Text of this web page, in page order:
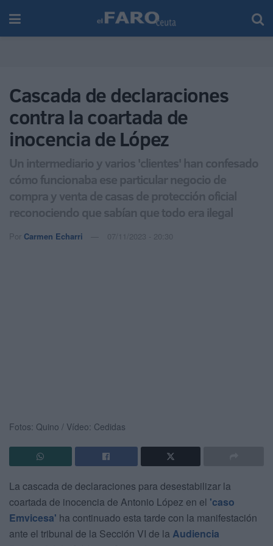
Cascada de declaraciones
contra la coartada de
inocencia de López
Un intermediario y varios 'clientes' han confesado
cómo funcionaba ese particular negocio de
compra y venta de casas de protección oficial
reconociendo que sabían que todo era ilegal
Por Carmen Echarri 07/11/2023 - 20:30
Fotos: Quino / Vídeo: Cedidas
La cascada de declaraciones para desestabilizar la
coartada de inocencia de Antonio López en el 'caso
Emvicesa' ha continuado esta tarde con la manifestación
ante el tribunal de la Sección VI de la Audiencia